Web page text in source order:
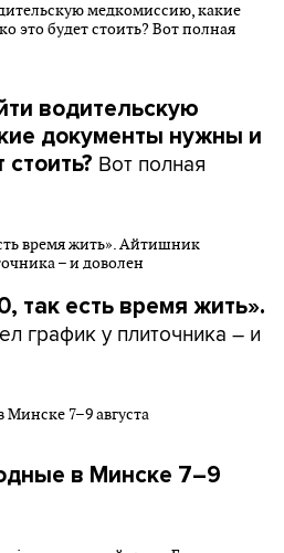
водительскую
документы нужны и
стоить? Вот полная
так есть время жить».
график у плиточника – и
в Минске 7–9